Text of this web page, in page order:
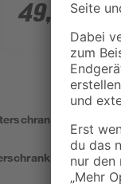
chromfarben
49, €
und Spiegel
41 x 68 x